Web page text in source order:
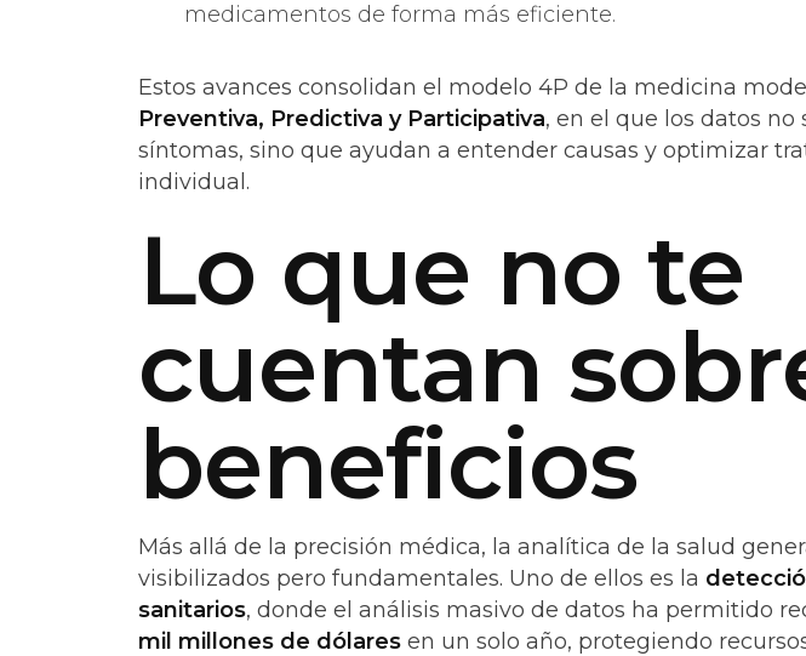
medicamentos de forma más eficiente.
Estos avances consolidan el modelo 4P de la medicina
Preventiva, Predictiva y Participativa, en el que los datos no
síntomas, sino que ayudan a entender causas y optimizar
individual.
Lo que no te
cuentan
beneficios
Más allá de la precisión médica, la analítica de la salud
visibilizados pero fundamentales. Uno de ellos es la
sanitarios, donde el análisis masivo de datos ha permitido
mil millones de dólares en un solo año, protegiendo